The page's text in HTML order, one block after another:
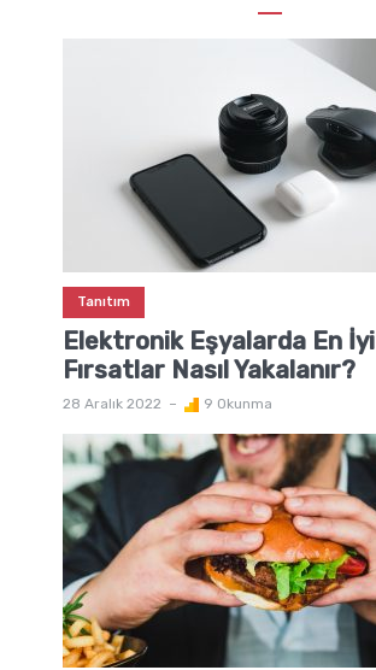
Tanıtım
Elektronik Eşyalarda En İyi
Fırsatlar Nasıl Yakalanır?
28 Aralık 2022 9 Okunma